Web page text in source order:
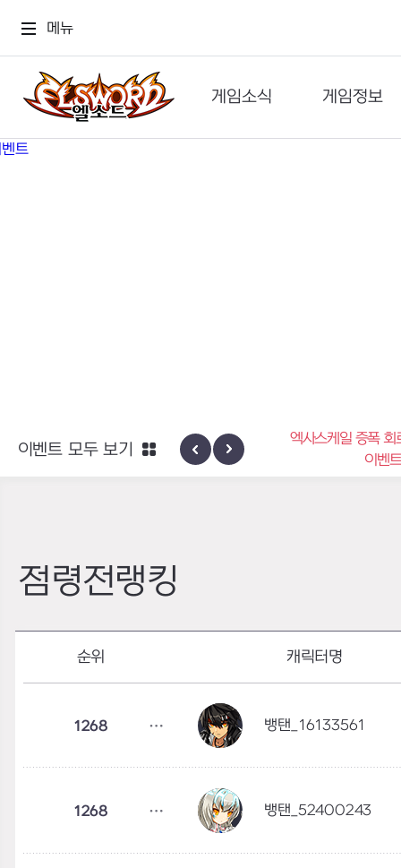
메뉴
게임소식
공지사항
게임정보
세계관
신규 지역 네블론
엑사스케일 증폭 회로 보급 터미
이벤트 모두 보기
점령전랭킹
순위 캐릭터명
1268 뱅탠_16133561
1268 뱅탠_52400243